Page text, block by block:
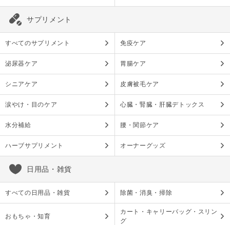
サプリメント
すべてのサプリメント 免疫ケア
泌尿器ケア 胃腸ケア
シニアケア 皮膚被毛ケア
涙やけ・目のケア 心臓・腎臓・肝臓デトックス
水分補給 腰・関節ケア
ハーブサプリメント オーナーグッズ
日用品・雑貨
すべての日用品・雑貨 除菌・消臭・掃除
おもちゃ・知育
カート・キャリーバッグ・スリン
グ